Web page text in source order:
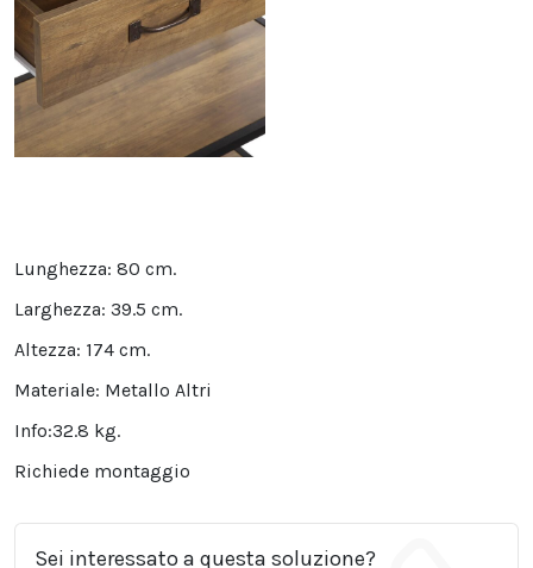
Lunghezza: 80 cm.
Larghezza: 39.5 cm.
Altezza: 174 cm.
Materiale: Metallo Altri
Info:32.8 kg.
Richiede montaggio
Sei interessato a questa soluzione?